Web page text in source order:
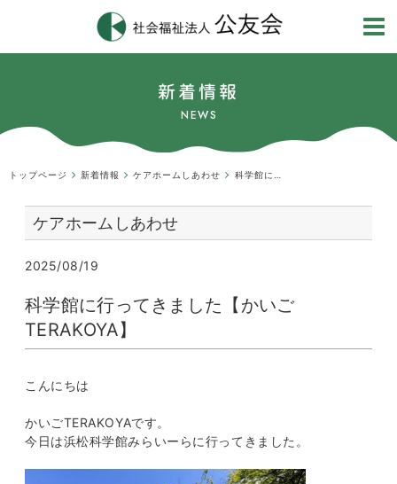
新着情報
NEWS
トップページ 新着情報 ケアホームしあわせ
ケアホームしあわせ
2025/08/19
科学館に行ってきました【かいご
TERAKOYA】
こんにちは
かいごTERAKOYAです。
今日は浜松科学館みらいーらに行ってきました。